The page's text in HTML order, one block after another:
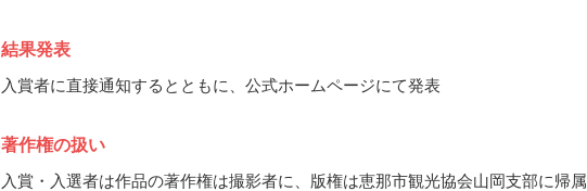
結果発表
入賞者に直接通知するとともに、公式ホームページにて発表
著作権の扱い
入賞・入選者は作品の著作権は撮影者に、版権は恵那市観光協会山岡支部に帰属